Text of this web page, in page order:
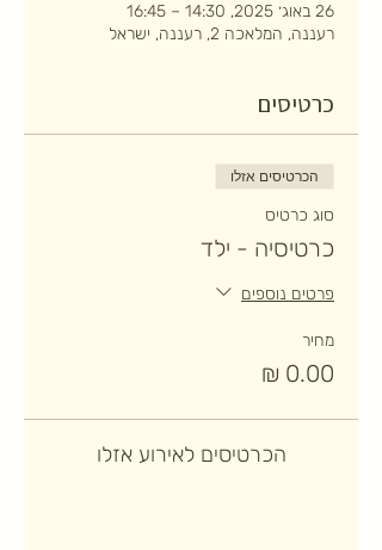
26 באוג׳ 2025, 14:30 – 16:45
רעננה, המלאכה 2, רעננה, ישראל
כרטיסים
הכרטיסים אזלו
סוג כרטיס
כרטיסיה - ילד
פרטים נוספים
מחיר
הכרטיסים לאירוע אזלו